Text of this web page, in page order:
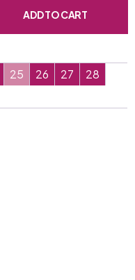
ADD TO CART
25 26 27
28